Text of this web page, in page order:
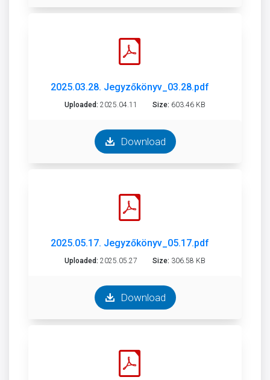
2025.03.28. Jegyzőkönyv_03.28.pdf
Uploaded: 2025.04.11 Size: 603.46 KB
Download
2025.05.17. Jegyzőkönyv_05.17.pdf
Uploaded: 2025.05.27 Size: 306.58 KB
Download